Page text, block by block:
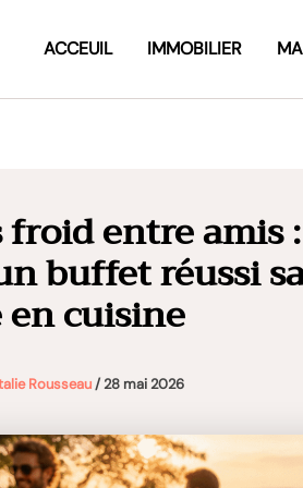
ACCEUIL IMMOBILIER
froid entre amis
buffet réussi
en cuisine
Rousseau/28 mai 2026